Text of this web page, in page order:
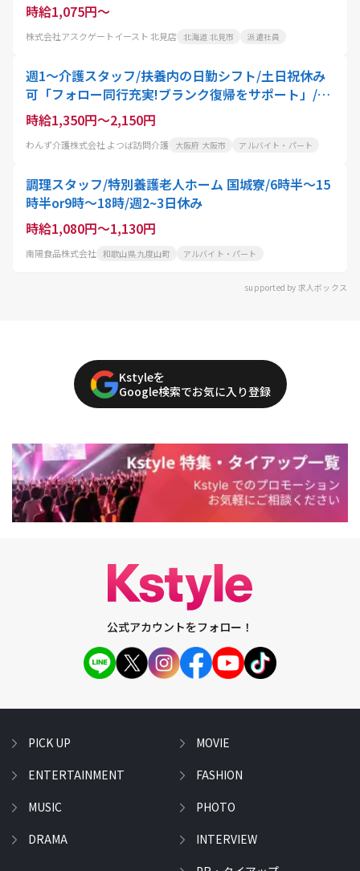
時給1,075円～
株式会社アスクゲートイースト 北見店 北海道 北見市 派遣社員
週1～介護スタッフ/扶養内の日勤シフト/土日祝休み
可「フォロー同行充実!ブランク復帰をサポート」/梅
田
時給1,350円～2,150円
わんず介護株式会社 よつば訪問介護 大阪府 大阪市 アルバイト・パート
調理スタッフ/特別養護老人ホーム 国城寮/6時半～15
時半or9時～18時/週2~3日休み
時給1,080円～1,130円
南陽食品株式会社 和歌山県 九度山町 アルバイト・パート
supported by 求人ボックス
Kstyleを
Google検索でお気に入り登録
公式アカウントをフォロー！
PICK UP
ENTERTAINMENT
MUSIC
DRAMA
MOVIE
FASHION
PHOTO
INTERVIEW